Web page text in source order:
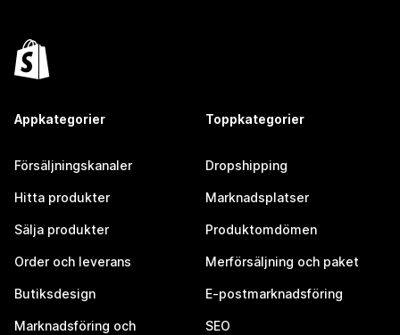
Appkategorier
Försäljningskanaler
Hitta produkter
Sälja produkter
Order och leverans
Butiksdesign
Marknadsföring och
Toppkategorier
Dropshipping
Marknadsplatser
Produktomdömen
Merförsäljning och paket
E-postmarknadsföring
SEO